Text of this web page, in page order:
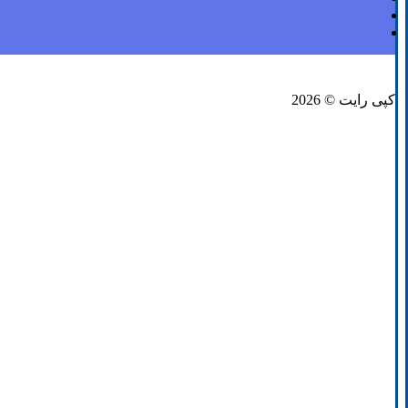
کپی رایت © 2026